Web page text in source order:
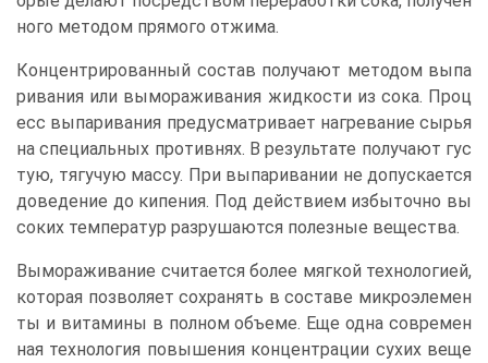
ного методом прямого отжима.
Концентрированный состав получают методом выпа
ривания или вымораживания жидкости из сока. Проц
есс выпаривания предусматривает нагревание сырья
на специальных противнях. В результате получают гус
тую, тягучую массу. При выпаривании не допускается
доведение до кипения. Под действием избыточно вы
соких температур разрушаются полезные вещества.
Вымораживание считается более мягкой технологией,
которая позволяет сохранять в составе микроэлемен
ты и витамины в полном объеме. Еще одна современ
ная технология повышения концентрации сухих веще